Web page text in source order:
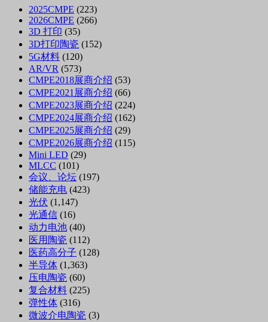
2025CMPE (223)
2026CMPE (266)
3D 打印 (35)
3D打印陶瓷 (152)
5G材料 (120)
AR/VR (573)
CMPE2018展商介绍 (53)
CMPE2021展商介绍 (66)
CMPE2023展商介绍 (224)
CMPE2024展商介绍 (162)
CMPE2025展商介绍 (29)
CMPE2026展商介绍 (115)
Mini LED (29)
MLCC (101)
会议、论坛 (197)
储能充电 (423)
光伏 (1,147)
光通信 (16)
动力电池 (40)
医用陶瓷 (112)
医药高分子 (128)
半导体 (1,363)
压电陶瓷 (60)
复合材料 (225)
弹性体 (316)
微波介电陶瓷 (3)